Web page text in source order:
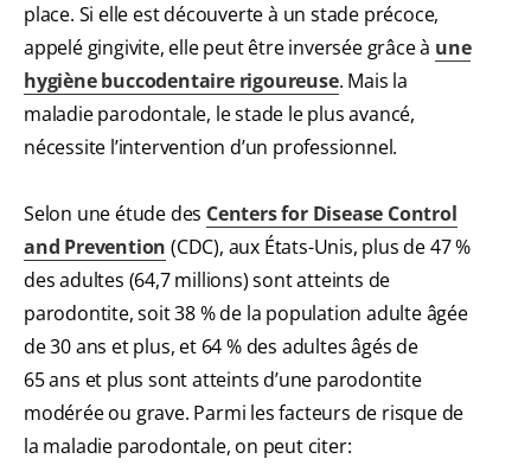
place. Si elle est découverte à un stade précoce,
appelé gingivite, elle peut être inversée grâce à une
hygiène buccodentaire rigoureuse. Mais la
maladie parodontale, le stade le plus avancé,
nécessite l’intervention d’un professionnel.
Selon une étude des Centers for Disease Control
and Prevention (CDC), aux États-Unis, plus de 47 %
des adultes (64,7 millions) sont atteints de
parodontite, soit 38 % de la population adulte âgée
de 30 ans et plus, et 64 % des adultes âgés de
65 ans et plus sont atteints d’une parodontite
modérée ou grave. Parmi les facteurs de risque de
la maladie parodontale, on peut citer: